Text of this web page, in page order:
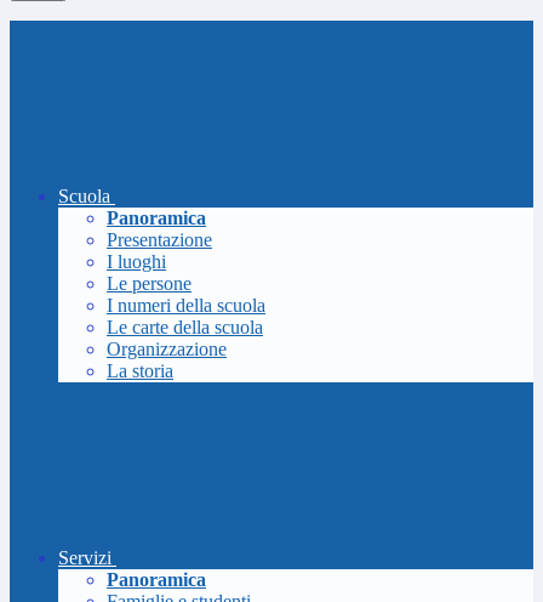
Scuola
Panoramica
Presentazione
I luoghi
Le persone
I numeri della scuola
Le carte della scuola
Organizzazione
La storia
Servizi
Panoramica